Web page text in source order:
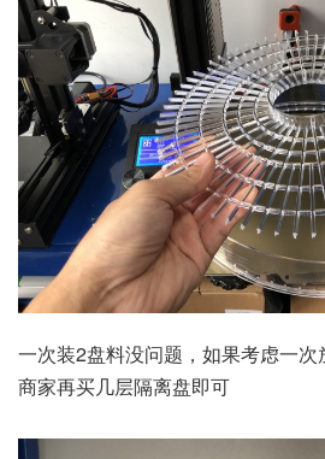
一次装2盘料没问题，如果考虑一
商家再买几层隔离盘即可